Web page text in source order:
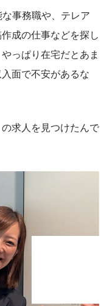
事務職や、テレア
成の仕事などを探し
っぱり在宅だとあま
面で不安があるな
求人を見つけたんで